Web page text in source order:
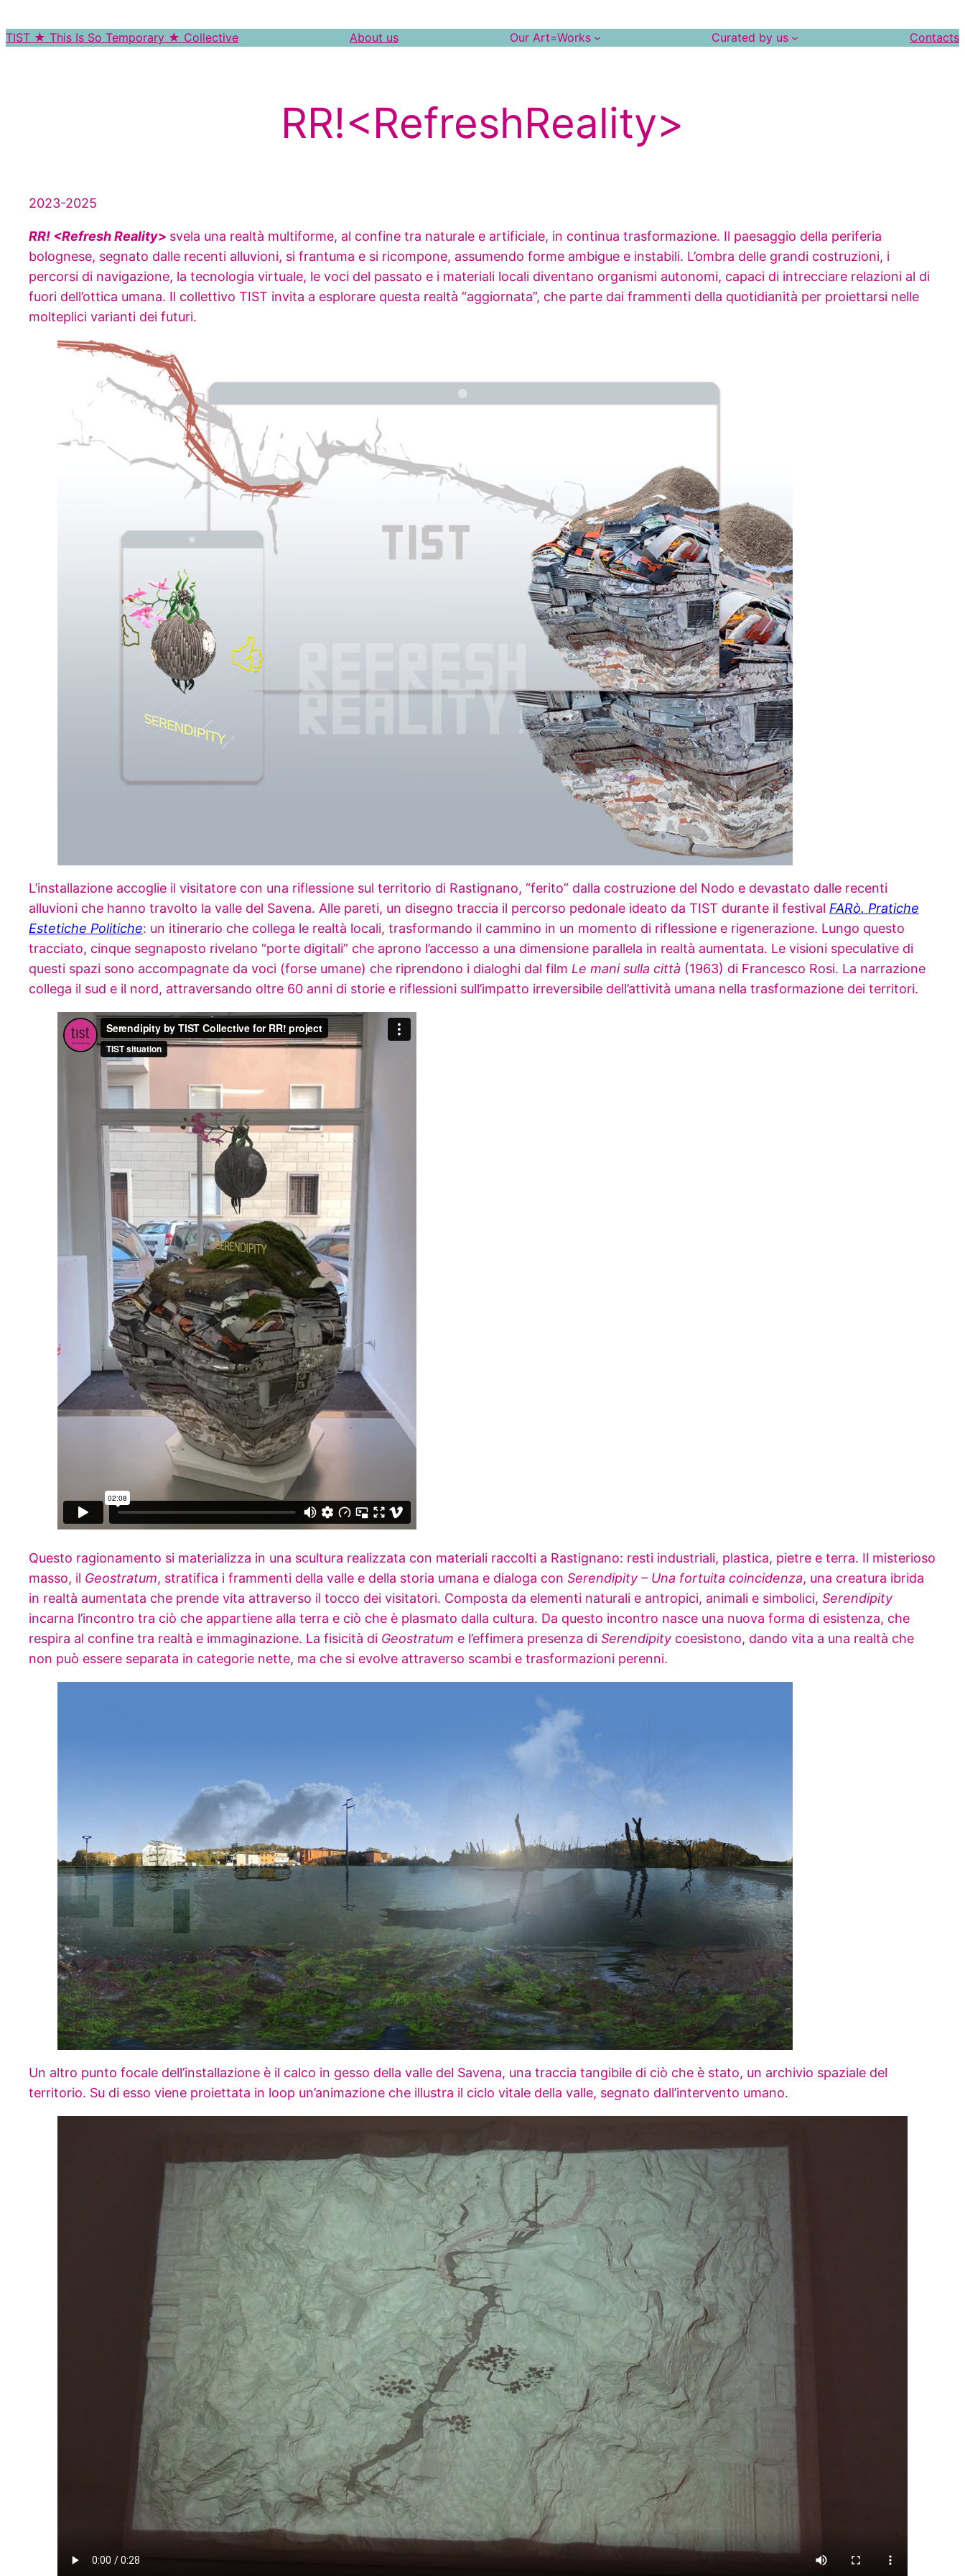
al
TIST ★ This Is So Temporary ★ Collective About us Our Art=Works Curated by us Contacts
RR!<RefreshReality>
2023-2025
RR! <Refresh Reality> svela una realtà multiforme, al confine tra naturale e artificiale, in continua trasformazione. Il paesaggio della periferia
bolognese, segnato dalle recenti alluvioni, si frantuma e si ricompone, assumendo forme ambigue e instabili. L’ombra delle grandi costruzioni, i
percorsi di navigazione, la tecnologia virtuale, le voci del passato e i materiali locali diventano organismi autonomi, capaci di intrecciare relazioni al di
fuori dell’ottica umana. Il collettivo TIST invita a esplorare questa realtà “aggiornata”, che parte dai frammenti della quotidianità per proiettarsi nelle
molteplici varianti dei futuri.
L’installazione accoglie il visitatore con una riflessione sul territorio di Rastignano, “ferito” dalla costruzione del Nodo e devastato dalle recenti
alluvioni che hanno travolto la valle del Savena. Alle pareti, un disegno traccia il percorso pedonale ideato da TIST durante il festival FARò. Pratiche
Estetiche Politiche: un itinerario che collega le realtà locali, trasformando il cammino in un momento di riflessione e rigenerazione. Lungo questo
tracciato, cinque segnaposto rivelano “porte digitali” che aprono l’accesso a una dimensione parallela in realtà aumentata. Le visioni speculative di
questi spazi sono accompagnate da voci (forse umane) che riprendono i dialoghi dal film Le mani sulla città (1963) di Francesco Rosi. La narrazione
collega il sud e il nord, attraversando oltre 60 anni di storie e riflessioni sull’impatto irreversibile dell’attività umana nella trasformazione dei territori.
Questo ragionamento si materializza in una scultura realizzata con materiali raccolti a Rastignano: resti industriali, plastica, pietre e terra. Il misterioso
masso, il Geostratum, stratifica i frammenti della valle e della storia umana e dialoga con Serendipity – Una fortuita coincidenza, una creatura ibrida
in realtà aumentata che prende vita attraverso il tocco dei visitatori. Composta da elementi naturali e antropici, animali e simbolici, Serendipity
incarna l’incontro tra ciò che appartiene alla terra e ciò che è plasmato dalla cultura. Da questo incontro nasce una nuova forma di esistenza, che
respira al confine tra realtà e immaginazione. La fisicità di Geostratum e l’effimera presenza di Serendipity coesistono, dando vita a una realtà che
non può essere separata in categorie nette, ma che si evolve attraverso scambi e trasformazioni perenni.
Un altro punto focale dell’installazione è il calco in gesso della valle del Savena, una traccia tangibile di ciò che è stato, un archivio spaziale del
territorio. Su di esso viene proiettata in loop un’animazione che illustra il ciclo vitale della valle, segnato dall’intervento umano.